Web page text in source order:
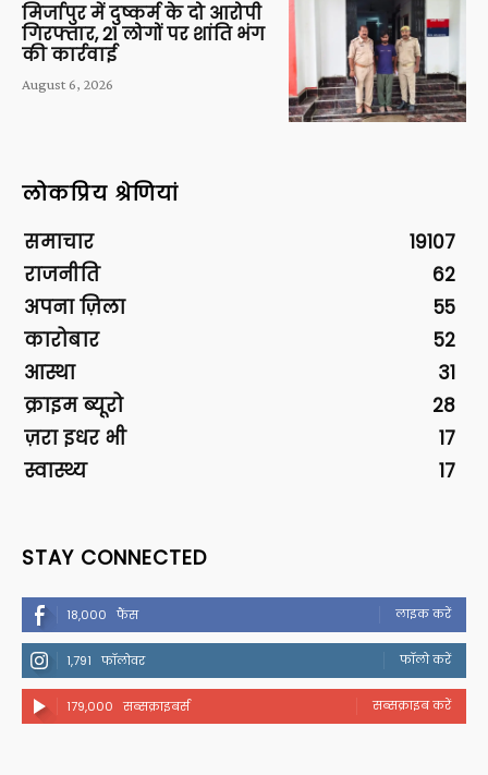
मिर्जापुर में दुष्कर्म के दो आरोपी
गिरफ्तार, 21 लोगों पर शांति भंग
की कार्रवाई
August 6, 2026
लोकप्रिय श्रेणियां
समाचार
19107
राजनीति
62
अपना ज़िला
55
कारोबार
52
आस्था
31
क्राइम ब्यूरो
28
ज़रा इधर भी
17
स्वास्थ्य
17
STAY CONNECTED
18,000 फैंस लाइक करें
1,791 फॉलोवर फॉलो करें
179,000 सब्सक्राइबर्स सब्सक्राइब करें